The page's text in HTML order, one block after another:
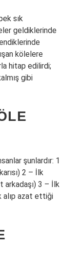
sık
geldiklerinde
kölelere
hitap edilirdi;
gibi
şunlardır: 1
2 – İlk
arkadaşı) 3 – İlk
alıp azat ettiği